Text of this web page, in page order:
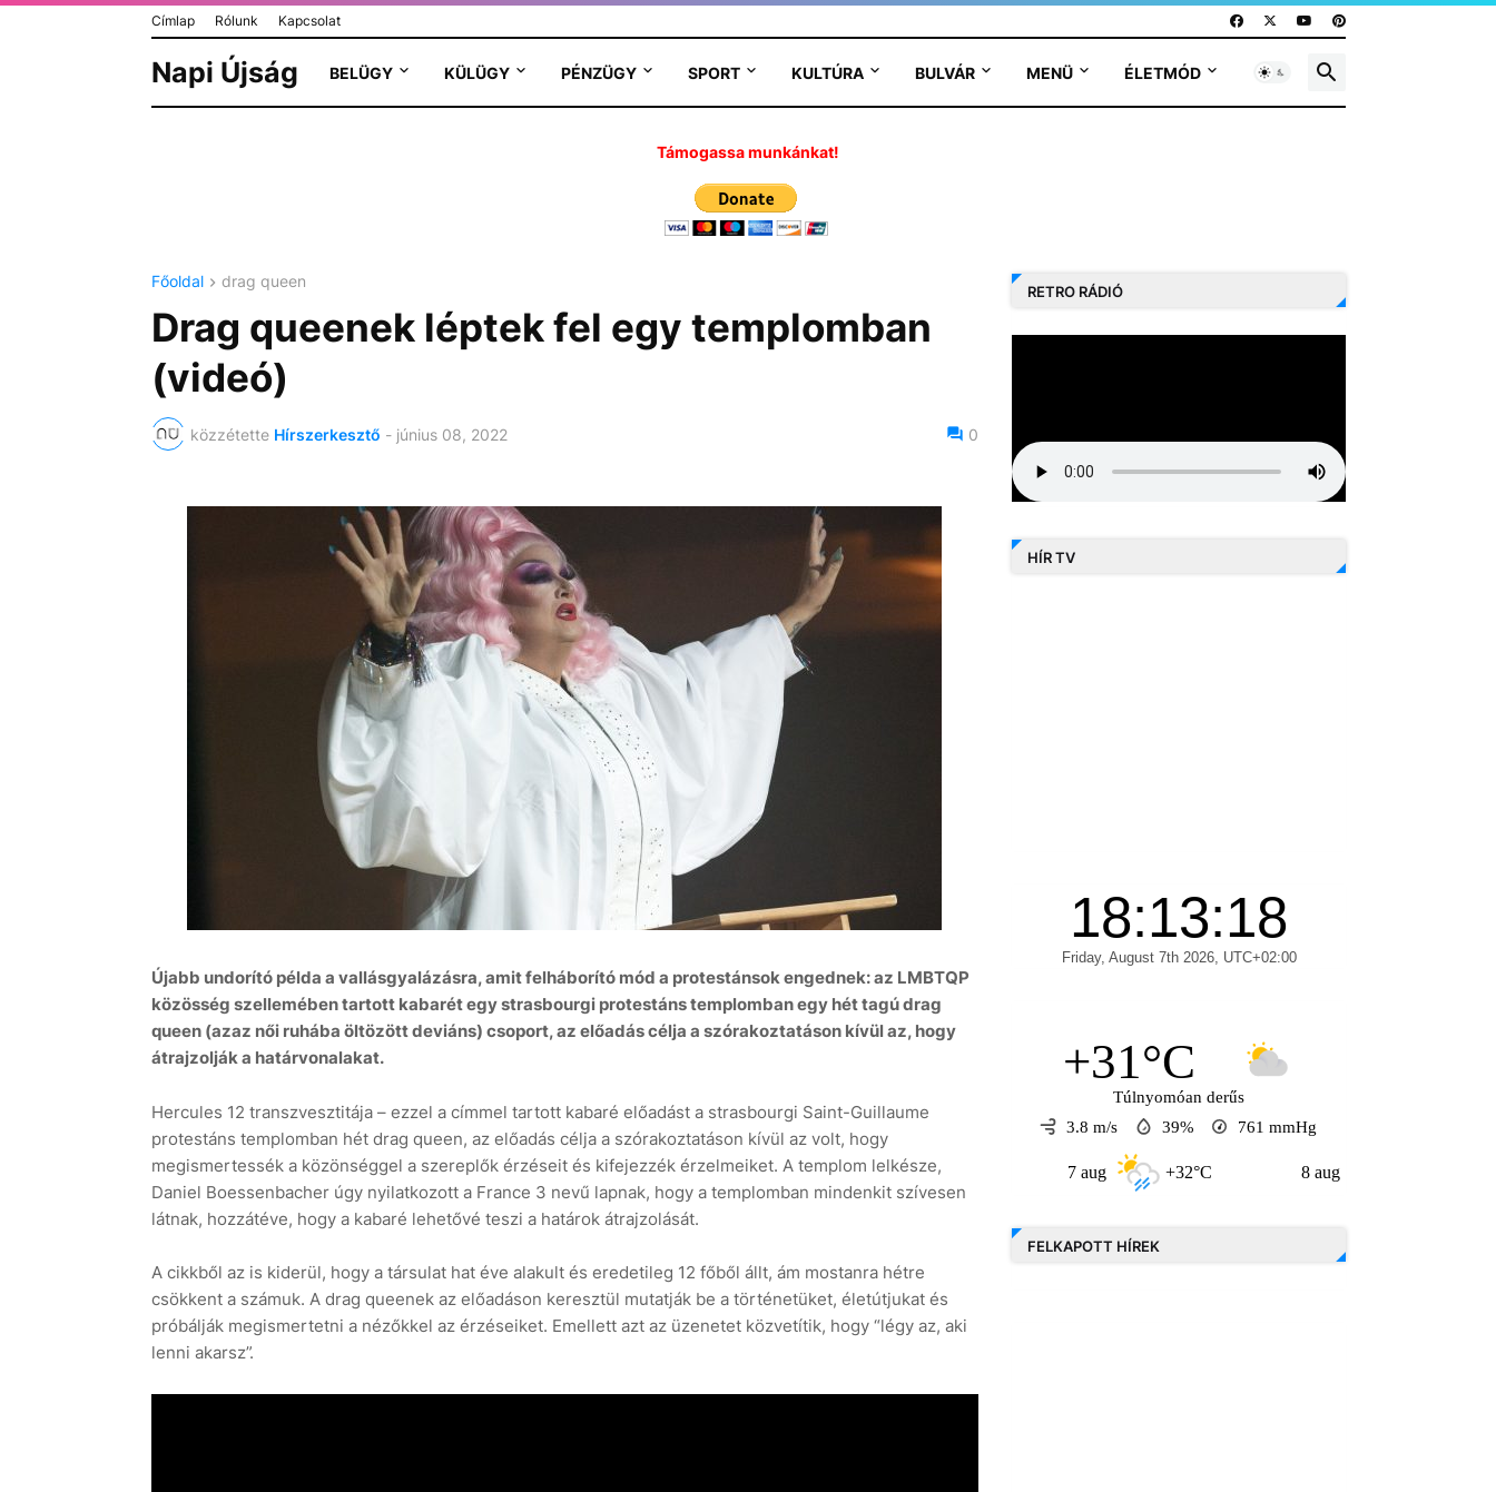
Címlap Rólunk Kapcsolat
Napi Újság BELÜGY KÜLÜGY PÉNZÜGY SPORT KULTÚRA BULVÁR MENÜ ÉLETMÓD
Támogassa munkánkat!
Főoldal drag queen
Drag queenek léptek fel egy templomban
(videó)
közzétette Hírszerkesztő - június 08, 2022 0
Újabb undorító példa a vallásgyalázásra, amit felháborító mód a protestánsok engednek: az LMBTQP
közösség szellemében tartott kabarét egy strasbourgi protestáns templomban egy hét tagú drag
queen (azaz női ruhába öltözött deviáns) csoport, az előadás célja a szórakoztatáson kívül az, hogy
átrajzolják a határvonalakat.
Hercules 12 transzvesztitája – ezzel a címmel tartott kabaré előadást a strasbourgi Saint-Guillaume
protestáns templomban hét drag queen, az előadás célja a szórakoztatáson kívül az volt, hogy
megismertessék a közönséggel a szereplők érzéseit és kifejezzék érzelmeiket. A templom lelkésze,
Daniel Boessenbacher úgy nyilatkozott a France 3 nevű lapnak, hogy a templomban mindenkit szívesen
látnak, hozzátéve, hogy a kabaré lehetővé teszi a határok átrajzolását.
A cikkből az is kiderül, hogy a társulat hat éve alakult és eredetileg 12 főből állt, ám mostanra hétre
csökkent a számuk. A drag queenek az előadáson keresztül mutatják be a történetüket, életútjukat és
próbálják megismertetni a nézőkkel az érzéseiket. Emellett azt az üzenetet közvetítik, hogy “légy az, aki
lenni akarsz”.
RETRO RÁDIÓ
HÍR TV
+31°C
Túlnyomóan derűs
3.8 m/s
39% 761 mmHg
+32°C +30°C
FELKAPOTT HÍREK